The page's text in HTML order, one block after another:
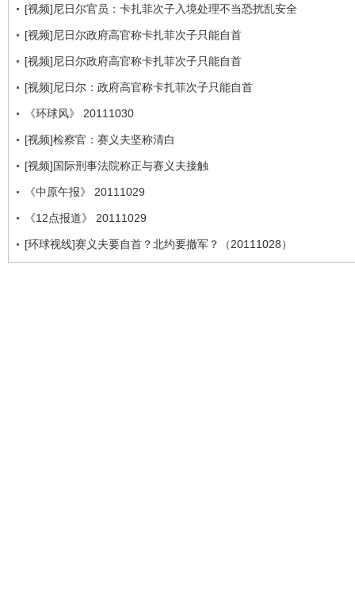
[视频]尼日尔官员：卡扎菲次子入境处理不当恐扰乱安全
[视频]尼日尔政府高官称卡扎菲次子只能自首
[视频]尼日尔政府高官称卡扎菲次子只能自首
[视频]尼日尔：政府高官称卡扎菲次子只能自首
《环球风》 20111030
[视频]检察官：赛义夫坚称清白
[视频]国际刑事法院称正与赛义夫接触
《中原午报》 20111029
《12点报道》 20111029
[环球视线]赛义夫要自首？北约要撤军？（20111028）